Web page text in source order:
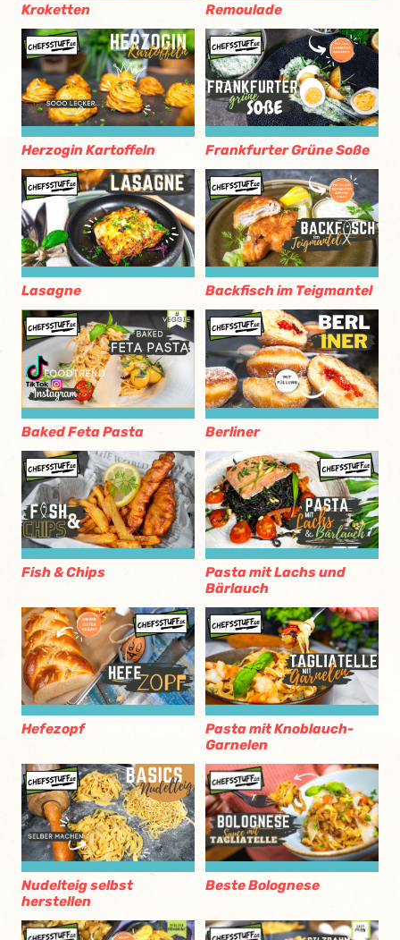
Kroketten Remoulade
Herzogin Kartoffeln Frankfurter Grüne Soße
Lasagne Backfisch im Teigmantel
Baked Feta Pasta Berliner
Fish & Chips
Pasta mit Lachs und
Bärlauch
Hefezopf
Pasta mit Knoblauch-
Garnelen
Nudelteig selbst
herstellen
Beste Bolognese